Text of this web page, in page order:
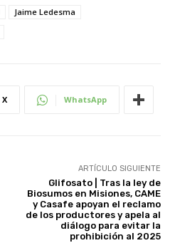
Jaime Ledesma
X WhatsApp
ARTÍCULO SIGUIENTE
Glifosato | Tras la ley de
Biosumos en Misiones, CAME
y Casafe apoyan el reclamo
de los productores y apela al
diálogo para evitar la
prohibición al 2025